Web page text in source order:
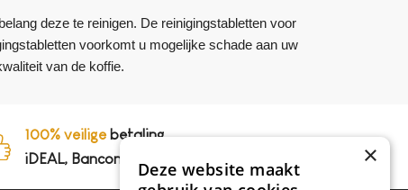
deze te reinigen. De reinigingstabletten voor
voorkomt u mogelijke schade aan uw
van de koffie.
100% veiligebetaling,
iDEAL, Bancontact en op rekening
×
Deze website maakt